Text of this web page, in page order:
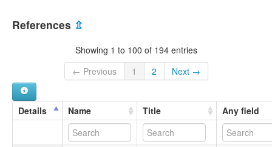
References ⇫
Showing 1 to 100 of 194 entries
← Previous
1 2 Next →
Details Name Title Any field